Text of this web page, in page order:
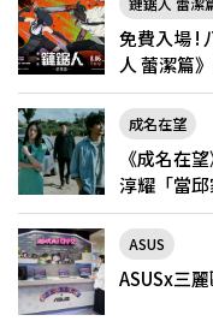
免費入場 !
人 蕾潔篇
限定登場
成名在望
《成名在
淳耀「當
ASUS
ASUSx三